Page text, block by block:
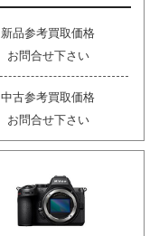
新品参考買取価格
お問合せ下さい
中古参考買取価格
お問合せ下さい